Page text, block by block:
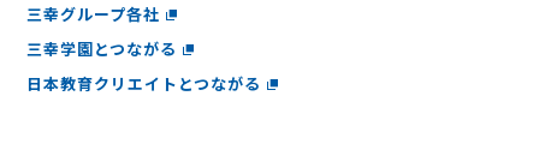
三幸グループ各社
三幸学園とつながる
日本教育クリエイトとつながる